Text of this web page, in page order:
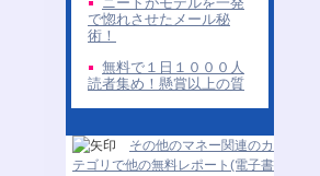
で惚れさせたメール秘
術！
無料で１日１０００人
読者集め！懸賞以上の質
その他のマネー関連のカ
テゴリで他の無料レポート(電子書